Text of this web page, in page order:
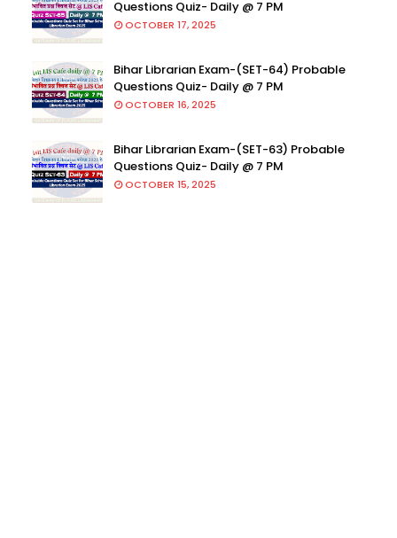
Questions Quiz- Daily @ 7 PM
OCTOBER 17, 2025
Bihar Librarian Exam-(SET-64) Probable
Questions Quiz- Daily @ 7 PM
OCTOBER 16, 2025
Bihar Librarian Exam-(SET-63) Probable
Questions Quiz- Daily @ 7 PM
OCTOBER 15, 2025